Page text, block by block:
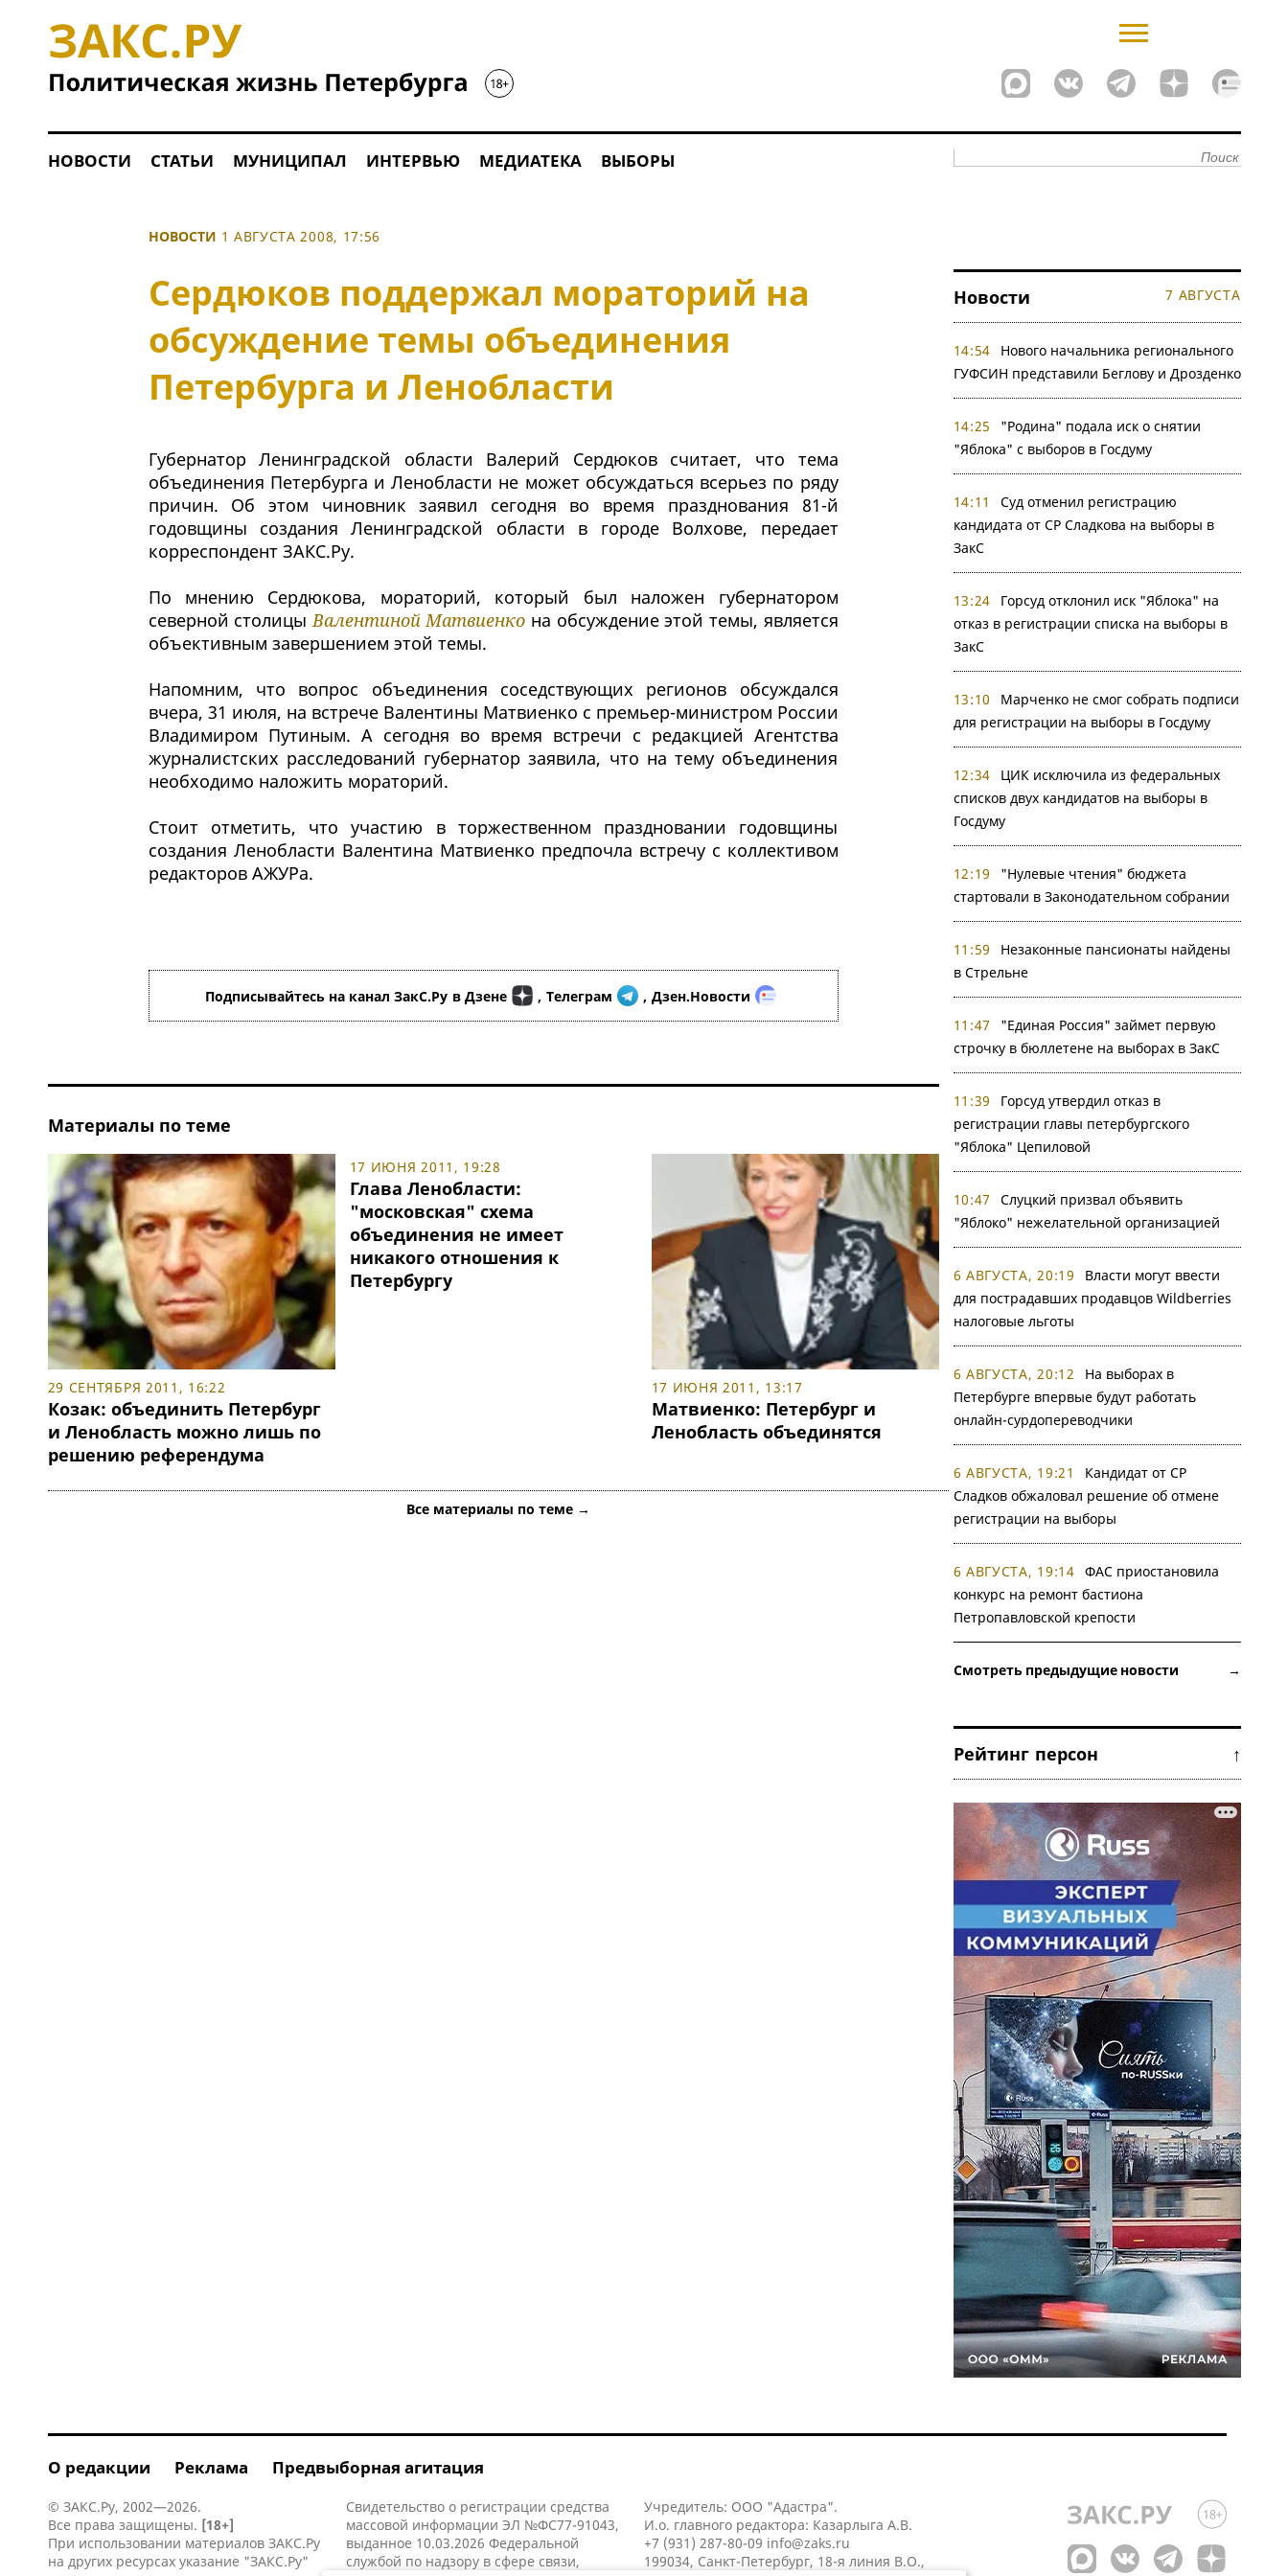
НОВОСТИ СТАТЬИ МУНИЦИПАЛ ИНТЕРВЬЮ МЕДИАТЕКА ВЫБОРЫ
НОВОСТИ 1 АВГУСТА 2008, 17:56
Сердюков поддержал мораторий на
обсуждение темы объединения
Петербурга и Ленобласти
Губернатор Ленинградской области Валерий Сердюков считает, что тема
объединения Петербурга и Ленобласти не может обсуждаться всерьез по ряду
причин. Об этом чиновник заявил сегодня во время празднования 81-й
годовщины создания Ленинградской области в городе Волхове, передает
корреспондент ЗАКС.Ру.
По мнению Сердюкова, мораторий, который был наложен губернатором
северной столицыВалентиной Матвиенко на обсуждение этой темы, является
объективным завершением этой темы.
Напомним, что вопрос объединения соседствующих регионов обсуждался
вчера, 31 июля, на встрече Валентины Матвиенко с премьер-министром России
Владимиром Путиным. А сегодня во время встречи с редакцией Агентства
журналистских расследований губернатор заявила, что на тему объединения
необходимо наложить мораторий.
Стоит отметить, что участию в торжественном праздновании годовщины
создания Ленобласти Валентина Матвиенко предпочла встречу с коллективом
редакторов АЖУРа.
Подписывайтесь на канал ЗакС.Ру в Дзене , Телеграм , Дзен.Новости
Материалы по теме
29 СЕНТЯБРЯ 2011, 16:22
Козак: объединить Петербург
и Ленобласть можно лишь по
решению референдума
17 ИЮНЯ 2011, 19:28
Глава Ленобласти:
"московская" схема
объединения не имеет
никакого отношения к
Петербургу
17 ИЮНЯ 2011, 13:17
Матвиенко: Петербург и
Ленобласть объединятся
Все материалы по теме →
Новости 7 АВГУСТА
14:54
Нового начальника регионального
ГУФСИН представили Беглову и Дрозденко
14:25
"Родина" подала иск о снятии
"Яблока" с выборов в Госдуму
14:11
Суд отменил регистрацию
кандидата от СР Сладкова на выборы в
ЗакС
13:24
Горсуд отклонил иск "Яблока" на
отказ в регистрации списка на выборы в
ЗакС
13:10
Марченко не смог собрать подписи
для регистрации на выборы в Госдуму
12:34
ЦИК исключила из федеральных
списков двух кандидатов на выборы в
Госдуму
12:19
"Нулевые чтения" бюджета
стартовали в Законодательном собрании
11:59
Незаконные пансионаты найдены
в Стрельне
11:47
"Единая Россия" займет первую
строчку в бюллетене на выборах в ЗакС
11:39
Горсуд утвердил отказ в
регистрации главы петербургского
"Яблока" Цепиловой
10:47
Слуцкий призвал объявить
"Яблоко" нежелательной организацией
6 АВГУСТА, 20:19
Власти могут ввести
для пострадавших продавцов Wildberries
налоговые льготы
6 АВГУСТА, 20:12
На выборах в
Петербурге впервые будут работать
онлайн-сурдопереводчики
6 АВГУСТА, 19:21
Кандидат от СР
Сладков обжаловал решение об отмене
регистрации на выборы
6 АВГУСТА, 19:14 ФАС приостановила
конкурс на ремонт бастиона
Петропавловской крепости
Смотреть предыдущие новости →
Рейтинг персон ↑
О редакции Реклама Предвыборная агитация
© ЗАКС.Ру, 2002—2026.
Все права защищены. [18+]
При использовании материалов ЗАКС.Ру
на других ресурсах указание "ЗАКС.Ру"
Свидетельство о регистрации средства
массовой информации ЭЛ №ФС77-91043,
выданное 10.03.2026 Федеральной
службой по надзору в сфере связи,
Учредитель: ООО "Адастра".
И.о. главного редактора: Казарлыга А.В.
+7 (931) 287-80-09 info@zaks.ru
199034, Санкт-Петербург, 18-я линия В.О.,